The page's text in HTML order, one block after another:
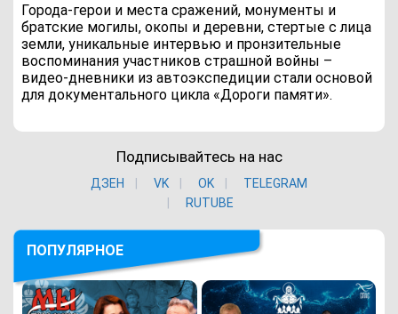
Города-герои и места сражений, монументы и
братские могилы, окопы и деревни, стертые с лица
земли, уникальные интервью и пронзительные
воспоминания участников страшной войны –
видео-дневники из автоэкспедиции стали основой
для документального цикла «Дороги памяти».
Подписывайтесь на нас
ДЗЕН VK ОK
TELEGRAM
RUTUBE
ПОПУЛЯРНОЕ